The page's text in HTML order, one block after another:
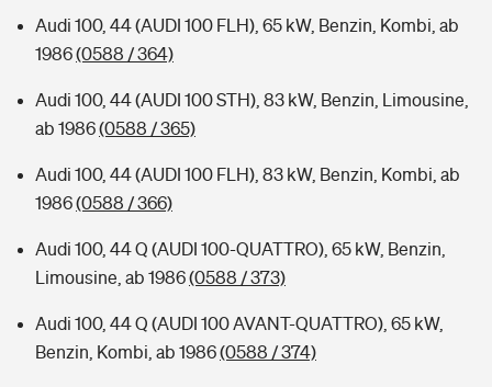
Audi 100, 44 (AUDI 100 FLH), 65 kW, Benzin, Kombi, ab
1986(0588 / 364)
Audi 100, 44 (AUDI 100 STH), 83 kW, Benzin, Limousine,
ab 1986(0588 / 365)
Audi 100, 44 (AUDI 100 FLH), 83 kW, Benzin, Kombi, ab
1986(0588 / 366)
Audi 100, 44 Q (AUDI 100-QUATTRO), 65 kW, Benzin,
Limousine, ab 1986(0588 / 373)
Audi 100, 44 Q (AUDI 100 AVANT-QUATTRO), 65 kW,
Benzin, Kombi, ab 1986(0588 / 374)